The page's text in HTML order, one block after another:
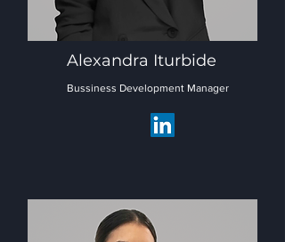
Alexandra Iturbide
Bussiness Development Manager